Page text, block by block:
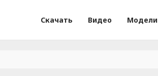
Скачать Видео Модели